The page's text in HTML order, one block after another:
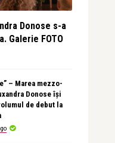
Donose s-a
Galerie FOTO
– Marea mezzo-
Donose își
de debut la